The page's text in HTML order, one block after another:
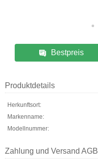
Bestpreis
Produktdetails
Herkunftsort:
Markenname:
Modellnummer:
Zahlung und Versand AGB